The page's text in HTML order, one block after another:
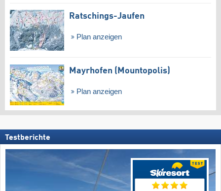
Ratschings-Jaufen
Plan anzeigen
Mayrhofen (Mountopolis)
Plan anzeigen
Testberichte